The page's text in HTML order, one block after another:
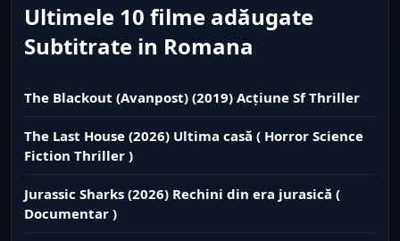
Ultimele 10 filme adăugate
Subtitrate in Romana
The Blackout (Avanpost) (2019) Acțiune Sf Thriller
The Last House (2026) Ultima casă ( Horror Science
Fiction Thriller )
Jurassic Sharks (2026) Rechini din era jurasică (
Documentar )